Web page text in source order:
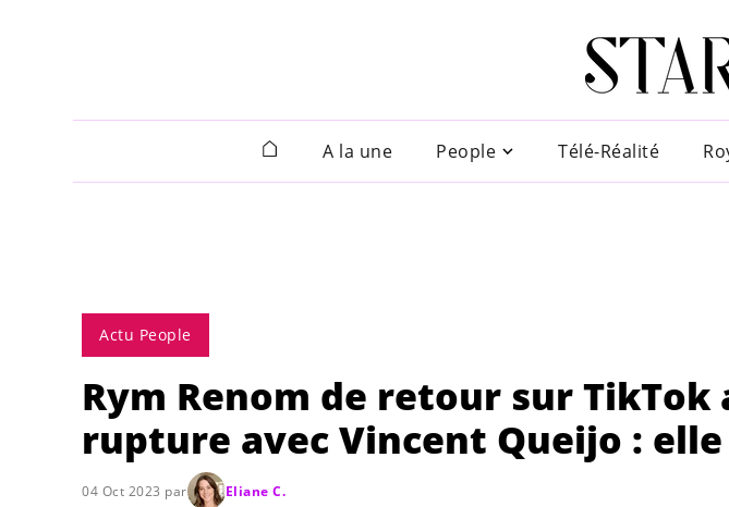
A la une People Télé-Réalité
Actu People
Rym Renom de retour sur TikTok
rupture avec Vincent Queijo :
04 Oct 2023 par Eliane C.